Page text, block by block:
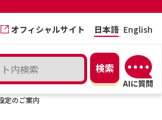
オフィシャルサイト 日本語 English
定のご案内